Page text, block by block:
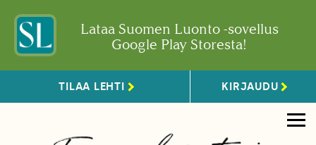
Lataa Suomen Luonto -sovellus
Google Play Storesta!
TILAA LEHTI KIRJAUDU